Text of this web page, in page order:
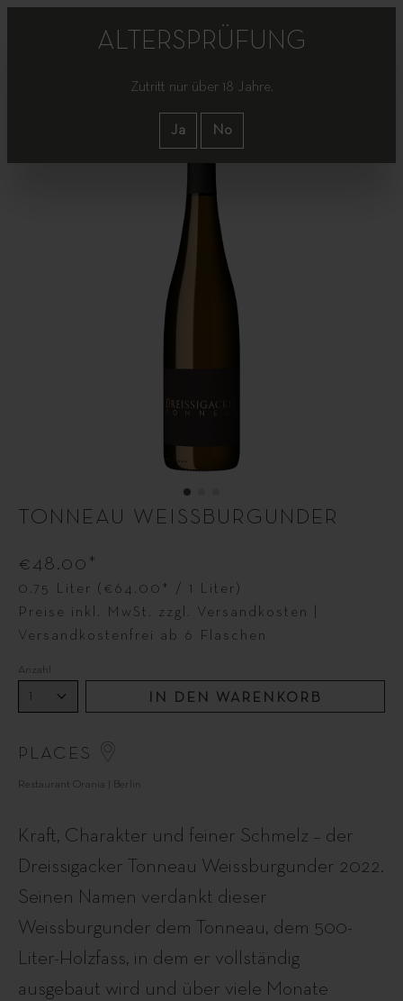
ALTERSPRÜFUNG
Zutritt nur über 18 Jahre.
Ja No
Dreissigacker Tonneau
TONNEAU WEISSBURGUNDER
€48.00*
0.75 Liter (€64.00* / 1 Liter)
Preise inkl. MwSt. zzgl. Versandkosten |
Versandkostenfrei ab 6 Flaschen
Anzahl
IN DEN WARENKORB
PLACES
Restaurant Orania | Berlin
Kraft, Charakter und feiner Schmelz – der
Dreissigacker Tonneau Weissburgunder 2022.
Seinen Namen verdankt dieser
Weissburgunder dem Tonneau, dem 500-
Liter-Holzfass, in dem er vollständig
ausgebaut wird und über viele Monate